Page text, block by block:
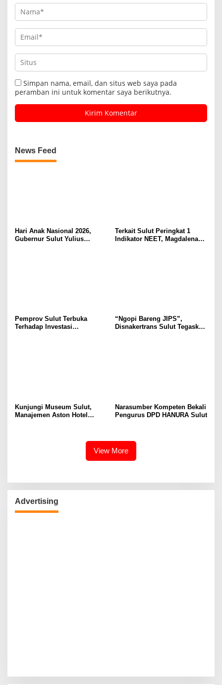
Simpan nama, email, dan situs web saya pada
peramban ini untuk komentar saya berikutnya.
News Feed
Hari Anak Nasional 2026,
Gubernur Sulut Yulius
Terkait Sulut Peringkat 1
Indikator NEET, Magdalena
Pemprov Sulut Terbuka
Terhadap Investasi
“Ngopi Bareng JIPS”,
Disnakertrans Sulut Tegaskan
Kunjungi Museum Sulut,
Manajemen Aston Hotel
Narasumber Kompeten Bekali
Pengurus DPD HANURA Sulut
View More
Advertising